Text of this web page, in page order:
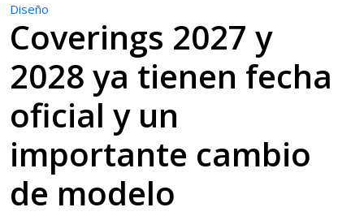
Diseño
Coverings 2027 y
2028 ya tienen fecha
oficial y un
importante cambio
de modelo